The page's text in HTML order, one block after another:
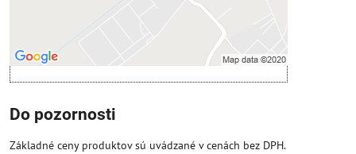
Otvoriť obsah v novom okne
Do pozornosti
Základné ceny produktov sú uvádzané v cenách bez DPH.